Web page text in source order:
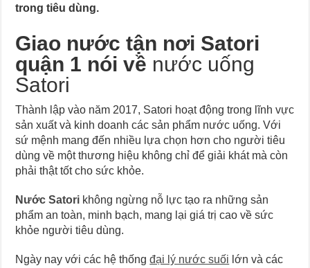
trong tiêu dùng.
Giao nước tận nơi Satori
quận 1 nói về nước uống
Satori
Thành lập vào năm 2017, Satori hoạt động trong lĩnh vực
sản xuất và kinh doanh các sản phẩm nước uống. Với
sứ mệnh mang đến nhiều lựa chọn hơn cho người tiêu
dùng về một thương hiệu không chỉ để giải khát mà còn
phải thật tốt cho sức khỏe.
Nước Satori không ngừng nỗ lực tạo ra những sản
phẩm an toàn, minh bạch, mang lại giá trị cao về sức
khỏe người tiêu dùng.
Ngày nay với các hệ thốngđại lý nước suối lớn và các